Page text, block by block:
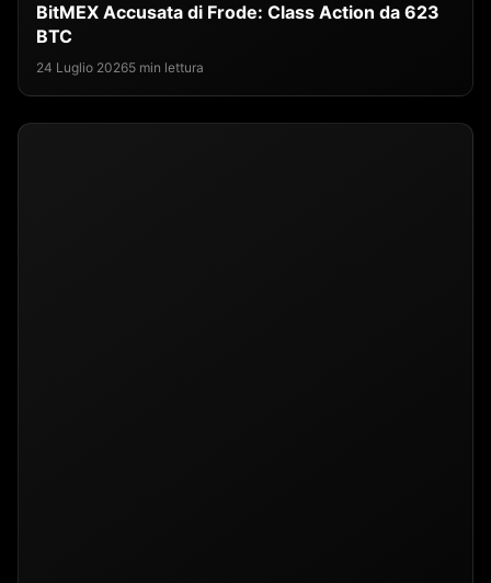
BitMEX Accusata di Frode: Class Action da 623
BTC
24 Luglio 20265 min lettura